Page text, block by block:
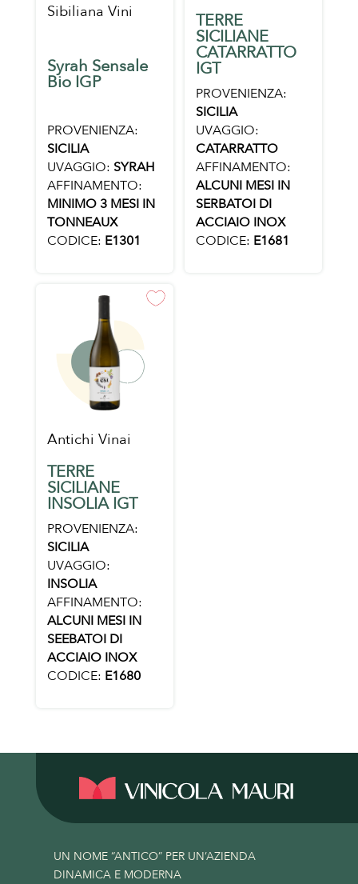
Sibiliana Vini
Syrah Sensale
Bio IGP
PROVENIENZA:
SICILIA
UVAGGIO: SYRAH
AFFINAMENTO:
MINIMO 3 MESI IN
TONNEAUX
CODICE: E1301
TERRE
SICILIANE
CATARRATTO
IGT
PROVENIENZA:
SICILIA
UVAGGIO:
CATARRATTO
AFFINAMENTO:
ALCUNI MESI IN
SERBATOI DI
ACCIAIO INOX
CODICE: E1681
Antichi Vinai
TERRE
SICILIANE
INSOLIA IGT
PROVENIENZA:
SICILIA
UVAGGIO:
INSOLIA
AFFINAMENTO:
ALCUNI MESI IN
SEEBATOI DI
ACCIAIO INOX
CODICE: E1680
UN NOME “ANTICO” PER UN’AZIENDA
DINAMICA E MODERNA